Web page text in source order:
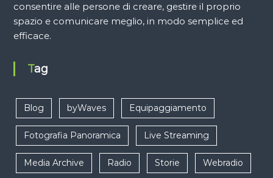
consentire alle persone di creare, gestire il proprio
spazio e comunicare meglio, in modo semplice ed
efficace.
Tag
Blog byWaves Equipaggiamento
Fotografia Panoramica Live Streaming
Media Archive Radio Storie Webradio